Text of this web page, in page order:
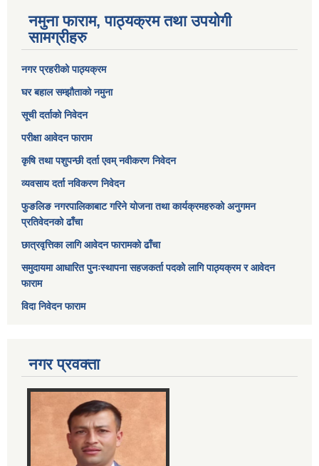
नमुना फाराम, पाठ्यक्रम तथा उपयोगी
सामग्रीहरु
नगर प्रहरीको पाठ्यक्रम
घर बहाल सम्झौताको नमुना
सूची दर्ताको निवेदन
परीक्षा आवेदन फाराम
कृषि तथा पशुपन्छी दर्ता एवम् नवीकरण निवेदन
व्यवसाय दर्ता नविकरण निवेदन
फुङलिङ नगरपालिकाबाट गरिने योजना तथा कार्यक्रमहरुको अनुगमन
प्रतिवेदनको ढाँचा
छात्रवृत्तिका लागि आवेदन फारामको ढाँचा
समुदायमा आधारित पुनःस्थापना सहजकर्ता पदको लागि पाठ्यक्रम र आवेदन
फाराम
विदा निवेदन फाराम
नगर प्रवक्ता